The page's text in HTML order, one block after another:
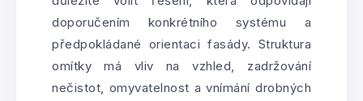
doporučením konkrétního systému a
předpokládané orientaci fasády. Struktura
omítky má vliv na vzhled, zadržování
nečistot, omyvatelnost a vnímání drobných